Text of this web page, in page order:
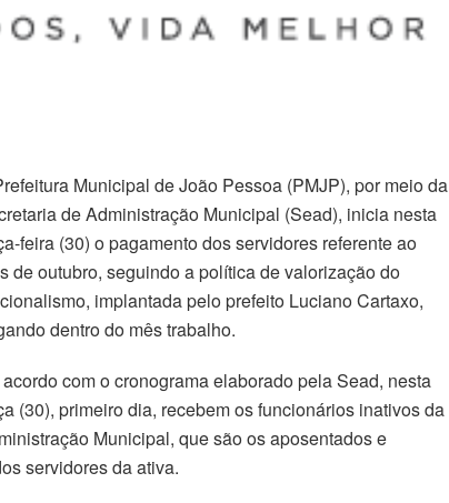
Municipal de João Pessoa (PMJP), por meio da
de Administração Municipal (Sead), inicia nesta
feira (30) o pagamento dos servidores referente ao
de outubro, seguindo a política de valorização do
implantada pelo prefeito Luciano Cartaxo,
dentro do mês trabalho.
com o cronograma elaborado pela Sead, nesta
(30), primeiro dia, recebem os funcionários inativos da
Municipal, que são os aposentados e
servidores da ativa.